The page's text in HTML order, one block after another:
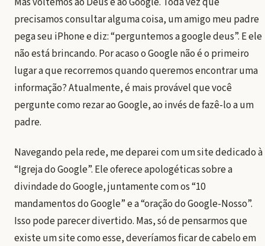
precisamos consultar alguma coisa, um amigo meu padre
pega seu iPhone e diz: “perguntemos a google deus”. E ele
não está brincando. Por acaso o Google não é o primeiro
lugar a que recorremos quando queremos encontrar uma
informação? Atualmente, é mais provável que você
pergunte como rezar ao Google, ao invés de fazê-lo a um
padre.
Navegando pela rede, me deparei com um site dedicado à
“Igreja do Google”. Ele oferece apologéticas sobre a
divindade do Google, juntamente com os “10
mandamentos do Google” e a “oração do Google-Nosso”.
Isso pode parecer divertido. Mas, só de pensarmos que
existe um site como esse, deveríamos ficar de cabelo em